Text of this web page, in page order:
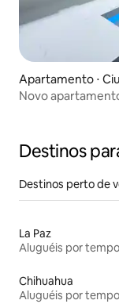
Apartamento ⋅
Novo
Destinos
Destinos perto de
La Paz
Aluguéis por
Chihuahua
Aluguéis por